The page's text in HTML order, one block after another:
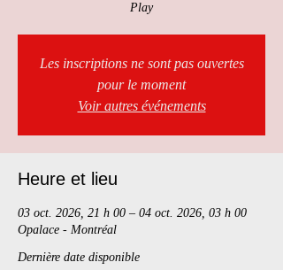
Play
Les inscriptions ne sont pas ouvertes
pour le moment
Voir autres événements
Heure et lieu
03 oct. 2026, 21 h 00 – 04 oct. 2026, 03 h 00
Opalace - Montréal
Dernière date disponible